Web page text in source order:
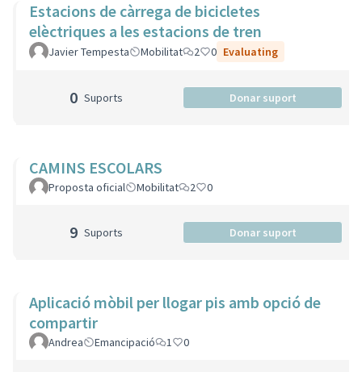
Estacions de càrrega de bicicletes
elèctriques a les estacions de tren
Javier Tempesta Mobilitat 2 0 Evaluating
0 Suports Donar suport
CAMINS ESCOLARS
Proposta oficial Mobilitat 2 0
9 Suports Donar suport
Aplicació mòbil per llogar pis amb opció de
compartir
Andrea Emancipació 1 0